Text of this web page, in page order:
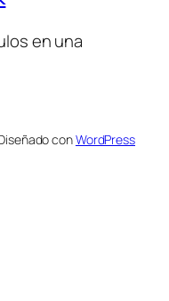
en una
conWordPress